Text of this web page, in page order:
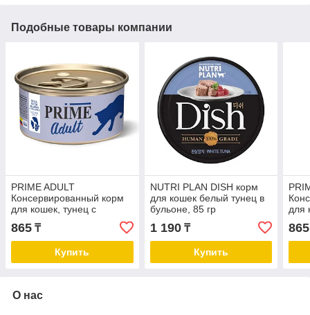
Подобные товары компании
PRIME ADULT
Консервированный корм
для кошек, тунец с
тилапией и ананасом в
собственном соку , 85 гр
865 ₸
Купить
NUTRI PLAN DISH корм
для кошек белый тунец в
бульоне, 85 гр
1 190₸
Купить
для
865
О нас